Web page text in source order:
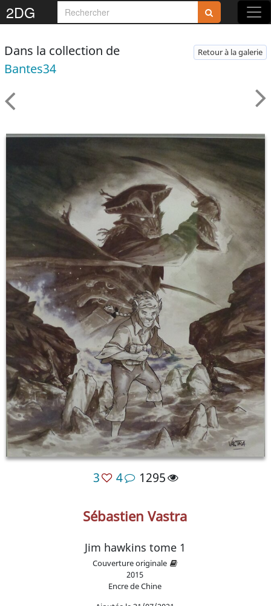
2DG
Dans la collection de
Bantes34
Retour à la galerie
3 4 1295
Sébastien Vastra
Jim hawkins tome 1
Couverture originale
2015
Encre de Chine